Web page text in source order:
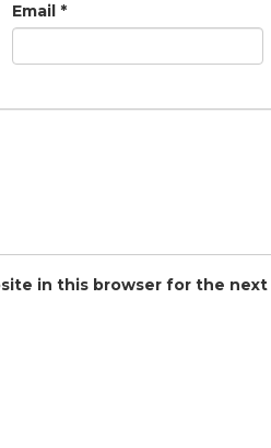
Email *
in this browser for the